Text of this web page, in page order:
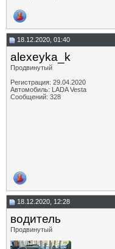
18.12.2020, 01:40
alexeyka_k
Продвинутый
Регистрация: 29.04.2020
Автомобиль: LADA Vesta
Сообщений: 328
18.12.2020, 12:28
водитель
Продвинутый